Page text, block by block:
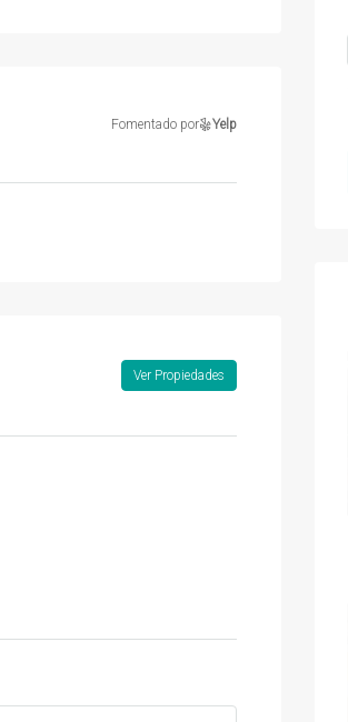
Fomentado por Yelp
Ver Propiedades